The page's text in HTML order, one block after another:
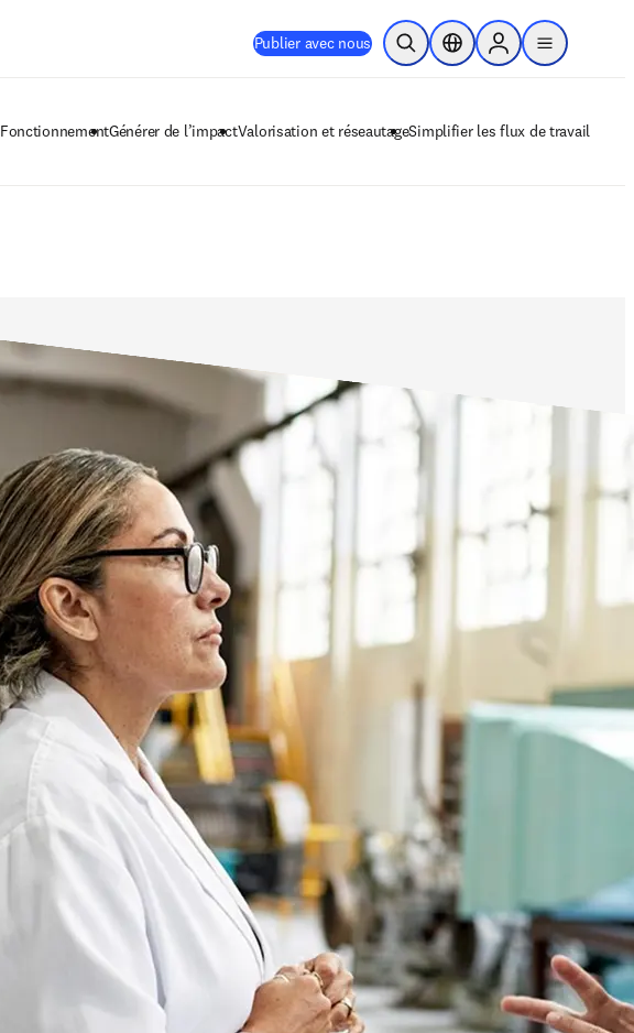
Publier avec nous Ouvrir la recherche
Sélecteur de localisation
Sign in to products
menu
FonctionnementGénérer de l’impactValorisation et réseautageSimplifier les flux de travail